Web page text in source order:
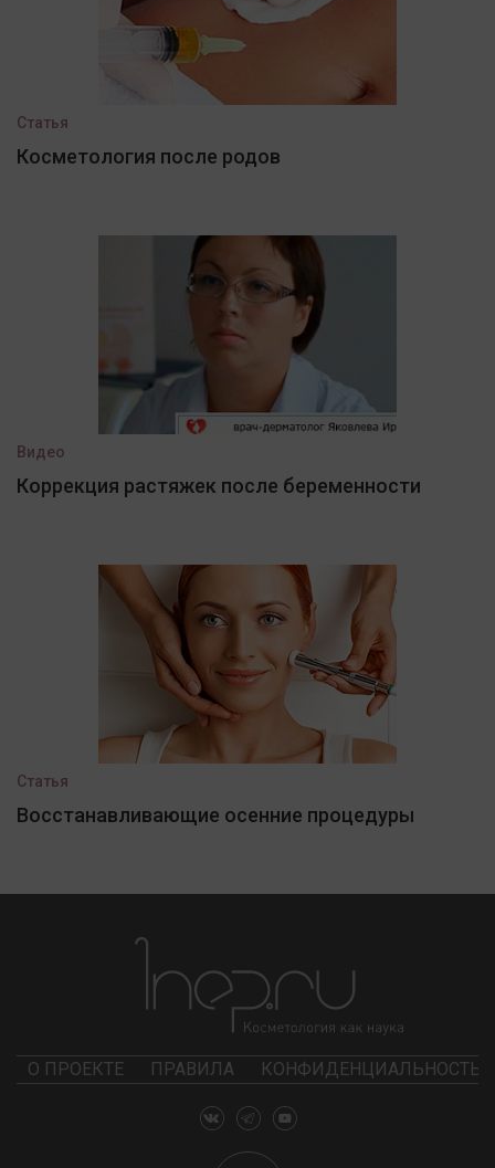
Статья
Косметология после родов
Видео
Коррекция растяжек после беременности
Статья
Восстанавливающие осенние процедуры
О ПРОЕКТЕ ПРАВИЛА КОНФИДЕНЦИАЛЬНОСТЬ